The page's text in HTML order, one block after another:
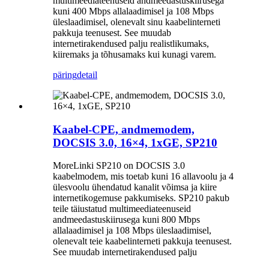
kuni 400 Mbps allalaadimisel ja 108 Mbps
üleslaadimisel, olenevalt sinu kaabelinterneti
pakkuja teenusest. See muudab
internetirakendused palju realistlikumaks,
kiiremaks ja tõhusamaks kui kunagi varem.
päringdetail
Kaabel-CPE, andmemodem,
DOCSIS 3.0, 16×4, 1xGE, SP210
MoreLinki SP210 on DOCSIS 3.0
kaabelmodem, mis toetab kuni 16 allavoolu ja 4
ülesvoolu ühendatud kanalit võimsa ja kiire
internetikogemuse pakkumiseks. SP210 pakub
teile täiustatud multimeediateenuseid
andmeedastuskiirusega kuni 800 Mbps
allalaadimisel ja 108 Mbps üleslaadimisel,
olenevalt teie kaabelinterneti pakkuja teenusest.
See muudab internetirakendused palju